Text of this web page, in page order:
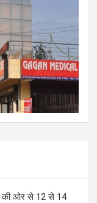
की ओर से 12 से 14